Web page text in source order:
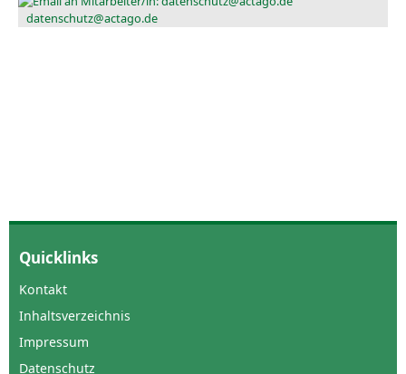
datenschutz@actago.de
Quicklinks
Kontakt
Inhaltsverzeichnis
Impressum
Datenschutz